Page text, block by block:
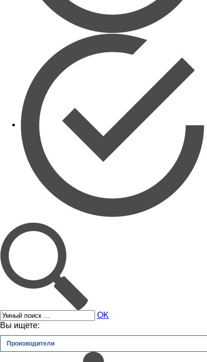
OK
Вы ищете:
Производители